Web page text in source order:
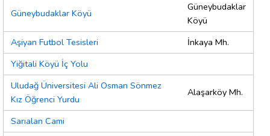
Güneybudaklar Köyü
Güneybudaklar
Köyü
Aşiyan Futbol Tesisleri
İnkaya Mh.
Yiğitali Köyü İç Yolu
Uludağ Üniversitesi Ali Osman Sönmez
Kız Öğrenci Yurdu
Alaşarköy Mh.
Sarıalan Cami